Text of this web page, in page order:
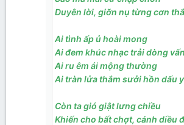
Ảnh: St
Duyên lời, giỡn nụ từng cơn
Ai tình ấp ủ hoài mong
Ai đem khúc nhạc trải dòng
Ai ru êm ái mộng thường
Ai tràn lửa thắm sưởi hồn dấu
Còn ta gió giật lưng chiều
Khiến cho bất chợt, cánh diều